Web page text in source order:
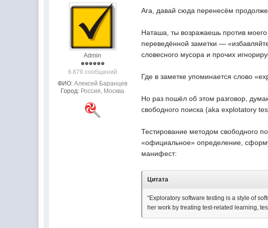
Admin
6 879 сообщений
ФИО: Алексей Баранцев
Город: Россия, Москва
Ага, давай сюда перенесём
Наташа, ты возражаешь против моего
переведённой заметки —
словесного мусора и прочих
Где в заметке упоминается слово
Но раз пошёл об этом разговор,
свободного поиска (aka explotatory
Тестирование методом свободного
«официальное» определение,
манифест:
Цитата
“Exploratory software testing is a style of
her work by treating test-related learning,